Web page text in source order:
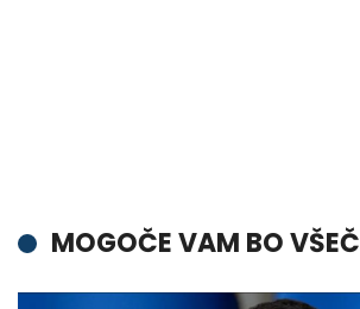
MOGOČE VAM BO VŠEČ